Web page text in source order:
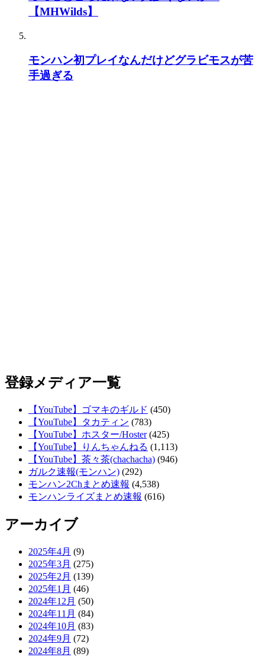
【MHWilds】
モンハン初プレイなんだけどグラビモスが苦
手過ぎる
登録メディア一覧
【YouTube】ゴマキのギルド (450)
【YouTube】タカティン (783)
【YouTube】ホスター/Hoster(425)
【YouTube】りんちゃんねる (1,113)
【YouTube】茶々茶(chachacha) (946)
ガルク速報(モンハン) (292)
モンハン2Chまとめ速報 (4,538)
モンハンライズまとめ速報 (616)
アーカイブ
2025年4月 (9)
2025年3月 (275)
2025年2月 (139)
2025年1月 (46)
2024年12月 (50)
2024年11月 (84)
2024年10月 (83)
2024年9月 (72)
2024年8月 (89)